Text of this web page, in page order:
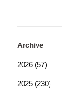
Archive
2026 (57)
2025 (230)